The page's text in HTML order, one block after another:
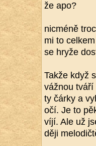
že apo?
nicmé­ně
mi to
se hryže
Takže když
váž­nou tváří
ty čárky a
očí. Je to
ví­jí. Ale už
dě­ji